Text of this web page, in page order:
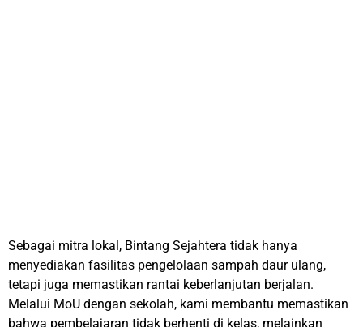
Sebagai mitra lokal, Bintang Sejahtera tidak hanya
menyediakan fasilitas pengelolaan sampah daur ulang,
tetapi juga memastikan rantai keberlanjutan berjalan.
Melalui MoU dengan sekolah, kami membantu memastikan
bahwa pembelajaran tidak berhenti di kelas, melainkan